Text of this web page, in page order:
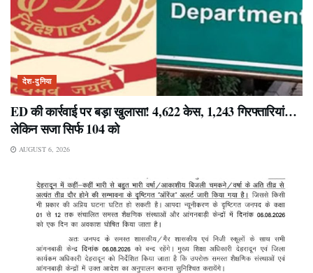
देश-दुनिया
ED की कार्रवाई पर बड़ा खुलासा! 4,622 केस, 1,243 गिरफ्तारियां…
लेकिन सजा सिर्फ 104 को
AUGUST 6, 2026